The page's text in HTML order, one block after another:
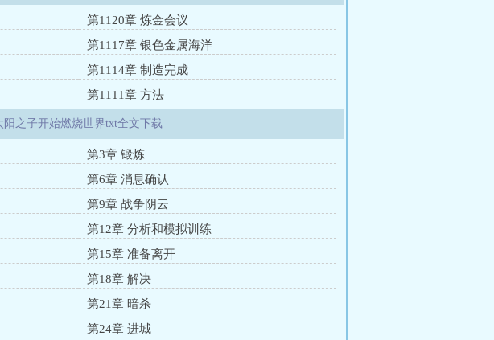
第1120章 炼金会议
第1117章 银色金属海洋
第1114章 制造完成
第1111章 方法
阳之子开始燃烧世界txt全文下载
第3章 锻炼
第6章 消息确认
第9章 战争阴云
第12章 分析和模拟训练
第15章 准备离开
第18章 解决
第21章 暗杀
第24章 进城